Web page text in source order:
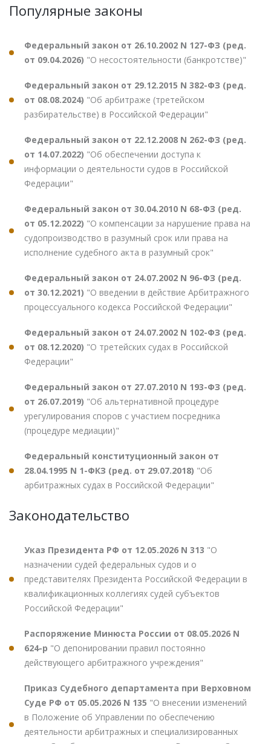
Популярные законы
Федеральный закон от 26.10.2002 N 127-ФЗ (ред.
от 09.04.2026) "О несостоятельности (банкротстве)"
Федеральный закон от 29.12.2015 N 382-ФЗ (ред.
от 08.08.2024) "Об арбитраже (третейском
разбирательстве) в Российской Федерации"
Федеральный закон от 22.12.2008 N 262-ФЗ (ред.
от 14.07.2022) "Об обеспечении доступа к
информации о деятельности судов в Российской
Федерации"
Федеральный закон от 30.04.2010 N 68-ФЗ (ред.
от 05.12.2022) "О компенсации за нарушение права на
судопроизводство в разумный срок или права на
исполнение судебного акта в разумный срок"
Федеральный закон от 24.07.2002 N 96-ФЗ (ред.
от 30.12.2021) "О введении в действие Арбитражного
процессуального кодекса Российской Федерации"
Федеральный закон от 24.07.2002 N 102-ФЗ (ред.
от 08.12.2020) "О третейских судах в Российской
Федерации"
Федеральный закон от 27.07.2010 N 193-ФЗ (ред.
от 26.07.2019) "Об альтернативной процедуре
урегулирования споров с участием посредника
(процедуре медиации)"
Федеральный конституционный закон от
28.04.1995 N 1-ФКЗ (ред. от 29.07.2018) "Об
арбитражных судах в Российской Федерации"
Законодательство
Указ Президента РФ от 12.05.2026 N 313 "О
назначении судей федеральных судов и о
представителях Президента Российской Федерации в
квалификационных коллегиях судей субъектов
Российской Федерации"
Распоряжение Минюста России от 08.05.2026 N
624-р "О депонировании правил постоянно
действующего арбитражного учреждения"
Приказ Судебного департамента при Верховном
Суде РФ от 05.05.2026 N 135 "О внесении изменений
в Положение об Управлении по обеспечению
деятельности арбитражных и специализированных